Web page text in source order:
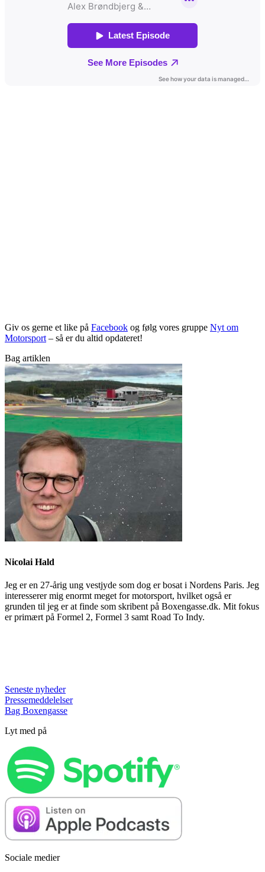
Giv os gerne et like på Facebook og følg vores gruppe Nyt om
Motorsport– så er du altid opdateret!
Bag artiklen
Nicolai Hald
Jeg er en 27-årig ung vestjyde som dog er bosat i Nordens Paris. Jeg
interesserer mig enormt meget for motorsport, hvilket også er
grunden til jeg er at finde som skribent på Boxengasse.dk. Mit fokus
er primært på Formel 2, Formel 3 samt Road To Indy.
Seneste nyheder
Pressemeddelelser
Bag Boxengasse
Lyt med på
Sociale medier